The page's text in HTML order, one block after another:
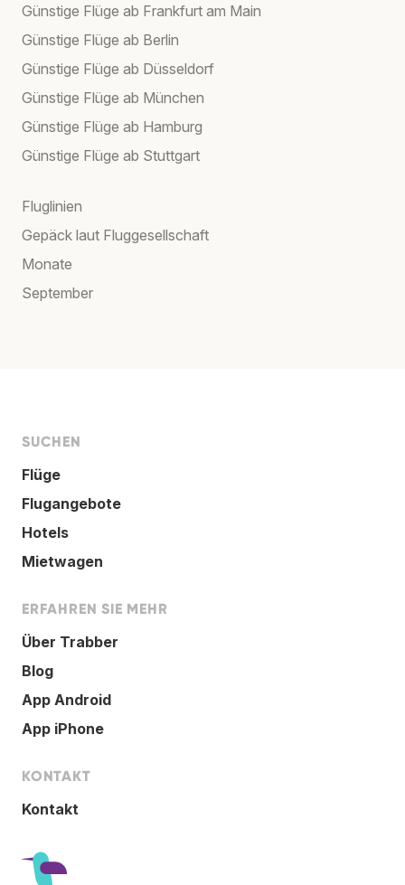
Günstige Flüge ab Frankfurt am Main
Günstige Flüge ab Berlin
Günstige Flüge ab Düsseldorf
Günstige Flüge ab München
Günstige Flüge ab Hamburg
Günstige Flüge ab Stuttgart
Fluglinien
Gepäck laut Fluggesellschaft
Monate
September
SUCHEN
Flüge
Flugangebote
Hotels
Mietwagen
ERFAHREN SIE MEHR
Über Trabber
Blog
App Android
App iPhone
KONTAKT
Kontakt